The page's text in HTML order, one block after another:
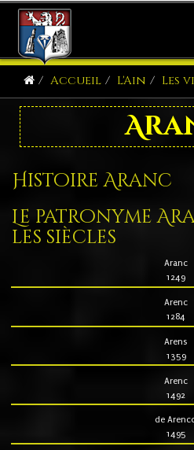
Accueil L'Ain Les
Histoire Aranc
Le patronyme
les siècles
Aranc
1249
Arenc
1284
Arens
1359
Arenc
1492
de
1495